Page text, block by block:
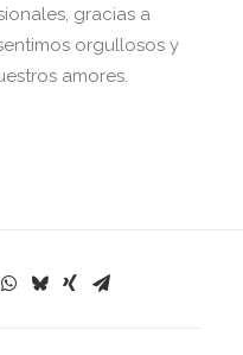
gracias a
orgullosos y
amores.